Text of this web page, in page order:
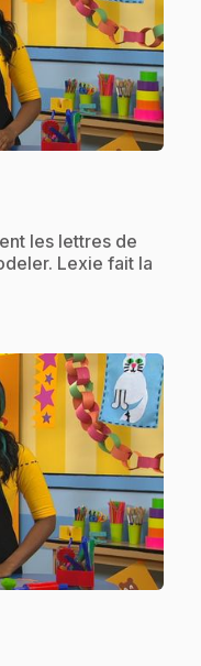
les lettres de
Lexie fait la